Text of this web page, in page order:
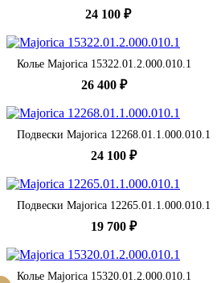
24 100 ₽
Колье Majorica 15322.01.2.000.010.1
26 400 ₽
Подвески Majorica 12268.01.1.000.010.1
24 100 ₽
Подвески Majorica 12265.01.1.000.010.1
19 700 ₽
Колье Majorica 15320.01.2.000.010.1